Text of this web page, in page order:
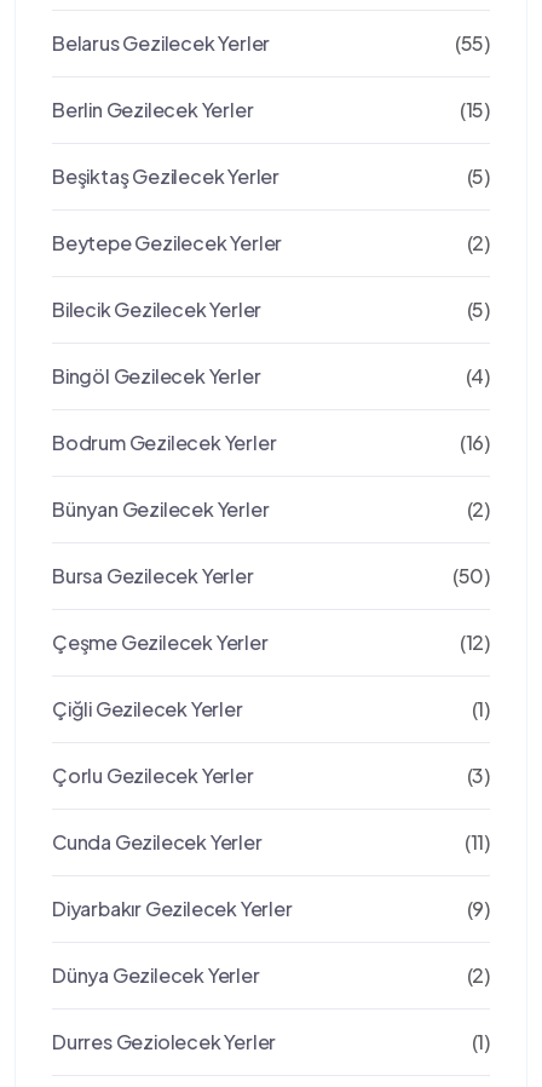
Belarus Gezilecek Yerler (55)
Berlin Gezilecek Yerler (15)
Beşiktaş Gezilecek Yerler (5)
Beytepe Gezilecek Yerler (2)
Bilecik Gezilecek Yerler (5)
Bingöl Gezilecek Yerler (4)
Bodrum Gezilecek Yerler (16)
Bünyan Gezilecek Yerler (2)
Bursa Gezilecek Yerler (50)
Çeşme Gezilecek Yerler (12)
Çiğli Gezilecek Yerler (1)
Çorlu Gezilecek Yerler (3)
Cunda Gezilecek Yerler (11)
Diyarbakır Gezilecek Yerler (9)
Dünya Gezilecek Yerler (2)
Durres Geziolecek Yerler (1)